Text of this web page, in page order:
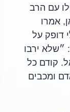
עם הרב
אמרו
דופק על
״שלא ירבו
קודם כל
ומכבים